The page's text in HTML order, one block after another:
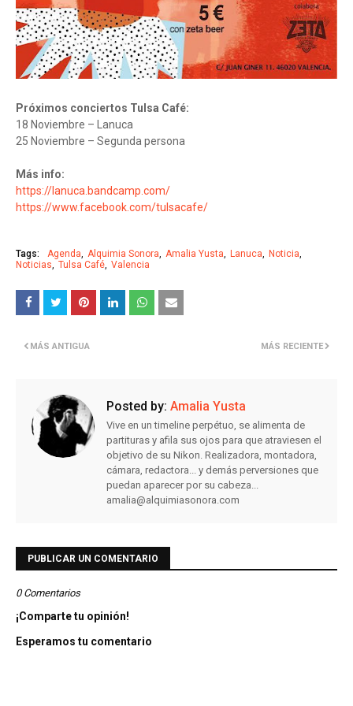
Próximos conciertos Tulsa Café:
18 Noviembre – Lanuca
25 Noviembre – Segunda persona
Más info:
https://lanuca.bandcamp.com/
https://www.facebook.com/tulsacafe/
Tags: Agenda Alquimia Sonora Amalia Yusta Lanuca
Noticia
Noticias
Tulsa Café Valencia
MÁS RECIENTE
MÁS ANTIGUA
Posted by: Amalia Yusta
Vive en un timeline perpétuo, se alimenta de
partituras y afila sus ojos para que atraviesen el
objetivo de su Nikon. Realizadora, montadora,
cámara, redactora... y demás perversiones que
puedan aparecer por su cabeza...
amalia@alquimiasonora.com
PUBLICAR UN COMENTARIO
0 Comentarios
¡Comparte tu opinión!
Esperamos tu comentario